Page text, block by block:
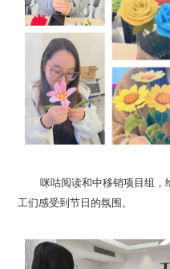
工们感受到节日的氛围。